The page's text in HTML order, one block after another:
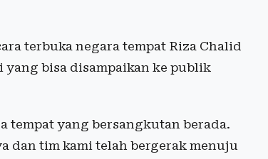
terbuka negara tempat Riza Chalid
yang bisa disampaikan ke publik
tempat yang bersangkutan berada.
dan tim kami telah bergerak menuju